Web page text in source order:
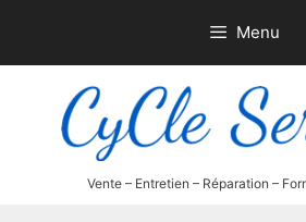
contenu
Menu